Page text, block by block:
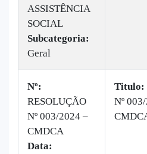
ASSISTÊNCIA
SOCIAL
Subcategoria:
Geral
Nº:
RESOLUÇÃO
Nº 003/2024 –
CMDCA
Data:
Titulo:
Nº